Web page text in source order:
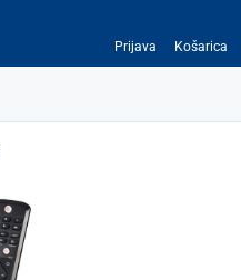
Prijava Košarica